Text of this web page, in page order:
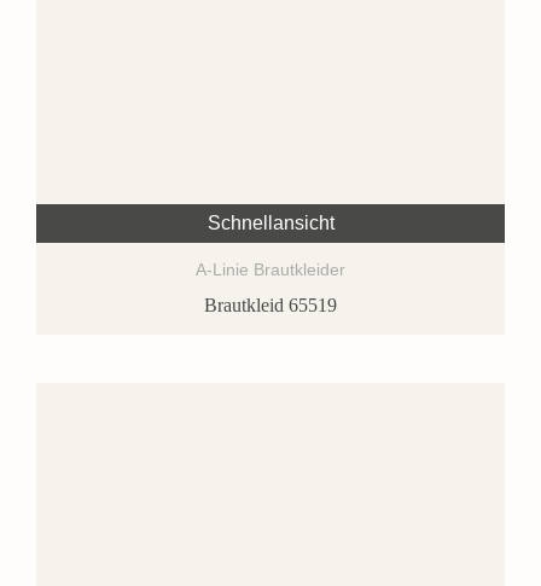
Schnellansicht
A-Linie Brautkleider
Brautkleid 65519